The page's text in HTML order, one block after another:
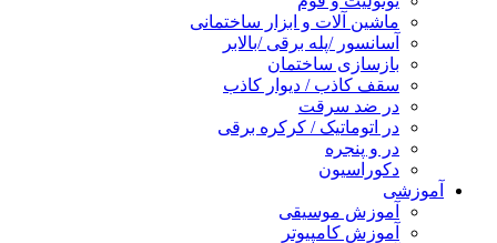
ماشین آلات و ابزار ساختمانی
آسانسور /پله برقی /بالابر
بازسازی ساختمان
سقف کاذب / دیوار کاذب
در ضد سرقت
در اتوماتیک / کرکره برقی
در و پنجره
دکوراسیون
آموزشی
آموزش موسیقی
آموزش کامپیوتر